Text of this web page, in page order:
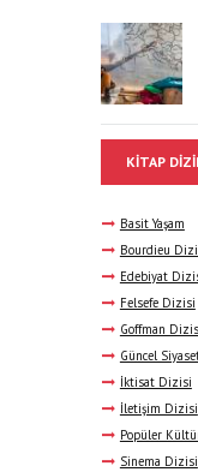
KITAP
Basit Yaşam
Bourdieu
Edebiyat
Felsefe Dizisi
Goffman
Güncel
İktisat Dizisi
İletişim Dizisi
Popüler
Sinema Dizisi